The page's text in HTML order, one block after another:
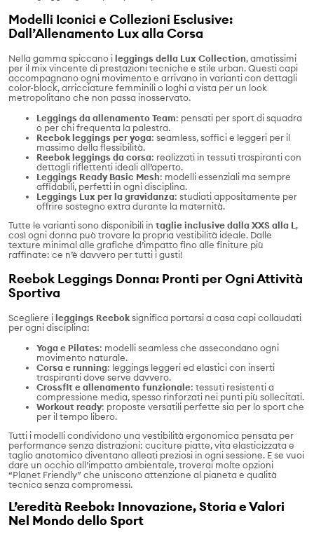
Modelli Iconici e Collezioni Esclusive:
Dall’Allenamento Lux alla Corsa
Nella gamma spiccano ileggings della Lux Collection, amatissimi
per il mix vincente di prestazioni tecniche e stile urban. Questi capi
accompagnano ogni movimento e arrivano in varianti con dettagli
color-block, arricciature femminili o loghi a vista per un look
metropolitano che non passa inosservato.
Leggings da allenamento Team: pensati per sport di squadra
o per chi frequenta la palestra.
Reebok leggings per yoga: seamless, soffici e leggeri per il
massimo della flessibilità.
Reebok leggings da corsa: realizzati in tessuti traspiranti con
dettagli riflettenti ideali all’aperto.
Leggings Ready Basic Mesh: modelli essenziali ma sempre
affidabili, perfetti in ogni disciplina.
Leggings Lux per la gravidanza: studiati appositamente per
offrire sostegno extra durante la maternità.
Tutte le varianti sono disponibili in taglie inclusive dalla XXS alla L,
così ogni donna può trovare la propria vestibilità ideale. Dalle
texture minimal alle grafiche d’impatto fino alle finiture più
raffinate: ce n’è davvero per tutti i gusti!
Reebok Leggings Donna: Pronti per Ogni Attività
Sportiva
Scegliere ileggings Reeboksignifica portarsi a casa capi collaudati
per ogni disciplina:
Yoga e Pilates: modelli seamless che assecondano ogni
movimento naturale.
Corsa e running: leggings leggeri ed elastici con inserti
traspiranti dove serve davvero.
Crossfit e allenamento funzionale: tessuti resistenti a
compressione media, spesso rinforzati nei punti più sollecitati.
Workout ready: proposte versatili perfette sia per lo sport che
per il tempo libero.
Tutti i modelli condividono una vestibilità ergonomica pensata per
performance senza distrazioni: cuciture piatte, vita elasticizzata e
taglio anatomico diventano alleati preziosi in ogni sessione. E se vuoi
dare un occhio all’impatto ambientale, troverai molte opzioni
“Planet Friendly” che uniscono attenzione al pianeta e qualità
tecnica senza compromessi.
L’eredità Reebok: Innovazione, Storia e Valori
Nel Mondo dello Sport